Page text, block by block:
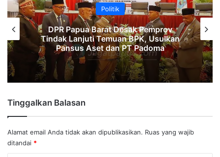
Politik
DPR Papua Barat Desak Pemprov
Tindak Lanjuti Temuan BPK, Usulkan
Pansus Aset dan PT Padoma
Tinggalkan Balasan
Alamat email Anda tidak akan dipublikasikan. Ruas yang wajib
ditandai *